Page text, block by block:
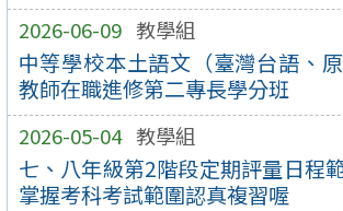
2026-06-09 教學組
中等學校本土語文（臺灣台語、原
教師在職進修第二專長學分班
2026-05-04 教學組
七、八年級第2階段定期評量日程
掌握考科考試範圍認真複習喔